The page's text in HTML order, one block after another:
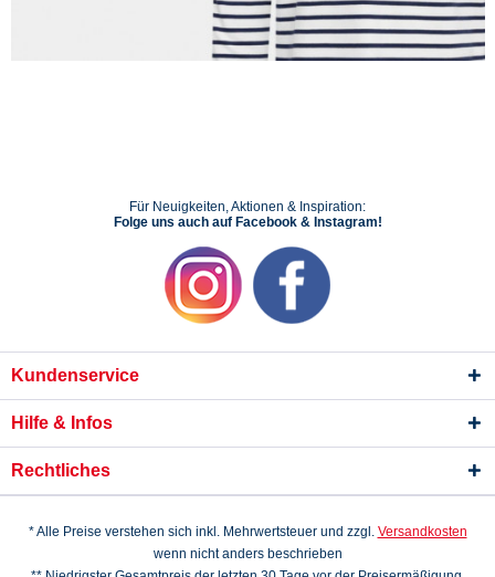
Für Neuigkeiten, Aktionen & Inspiration:
Folge uns auch auf Facebook & Instagram!
Kundenservice
Hilfe & Infos
Rechtliches
* Alle Preise verstehen sich inkl. Mehrwertsteuer und zzgl. Versandkosten
wenn nicht anders beschrieben